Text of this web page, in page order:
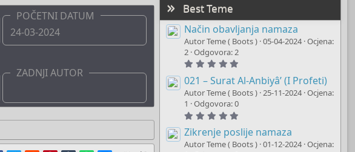
POČETNI DATUM
24-03-2024
ZADNJI AUTOR
Best Teme
Način obavljanja namaza
Autor Teme ( Boots ) 05-04-2024 Ocjena:
2 Odgovora: 2
0
0
s
(
s
)
021 – Surat Al-Anbiyâ’ (I Profeti)
Autor Teme ( Boots ) 25-11-2024 Ocjena:
1
Odgovora: 0
0
0
s
Zikrenje poslije namaza
Autor Teme ( Boots ) 01-12-2024 Ocjena: